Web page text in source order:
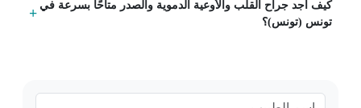
كيف أجد جراح القلب والأوعية الدموية والصدر متاحًا بسرعة في
تونس (تونس)؟